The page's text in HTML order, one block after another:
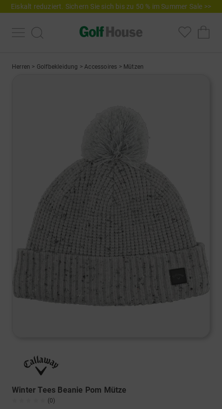
Eiskalt reduziert. Sichern Sie sich bis zu 50 % im Summer Sale >>
Herren > Golfbekleidung >Accessoires > Mützen
Winter Tees Beanie Pom Mütze
(0)